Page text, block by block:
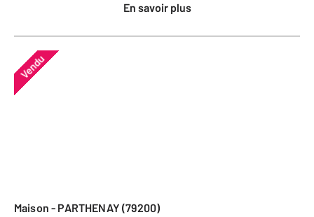
En savoir plus
Vendu
Maison - PARTHENAY (79200)